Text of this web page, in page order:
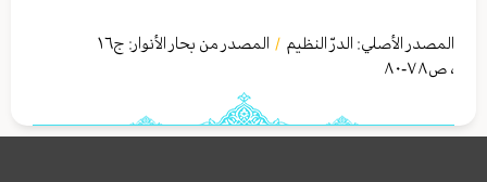
المصدر الأصلي: الدرّ النظیم / المصدر من بحار الأنوار: ج١٦
، ص٧٨-٨٠